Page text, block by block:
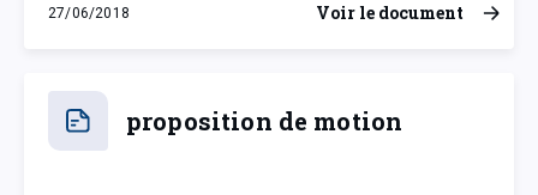
27/06/2018
mercredi 27 juin 2018
Voir le document
proposition de motion